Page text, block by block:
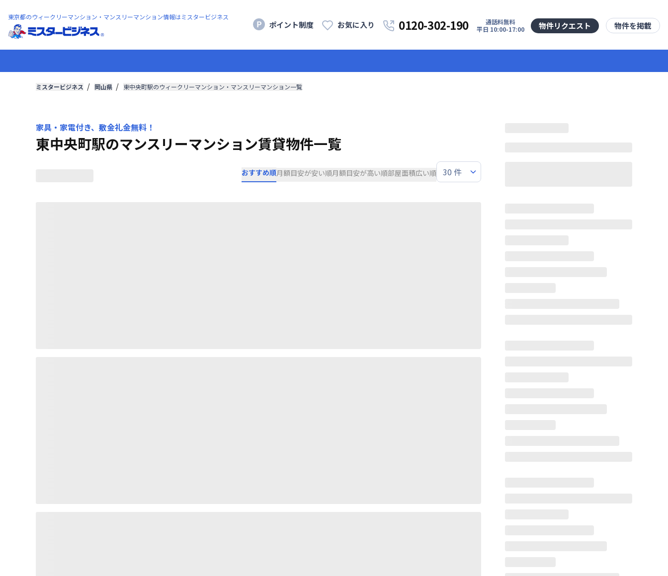
東京都のウィークリーマンション・マンスリーマンション情報はミスタービジネス
ポイント制度 お気に入り 0120-302-190
通話料無料
平日 10:00-17:00
物件リクエスト 物件を掲載
ミスタービジネス 岡山県 東中央町駅のウィークリーマンション・マンスリーマンション一覧
家具・家電付き、敷金礼金無料！
東中央町駅のマンスリーマンション賃貸物件一覧
おすすめ順月額目安が安い順月額目安が高い順部屋面積広い順